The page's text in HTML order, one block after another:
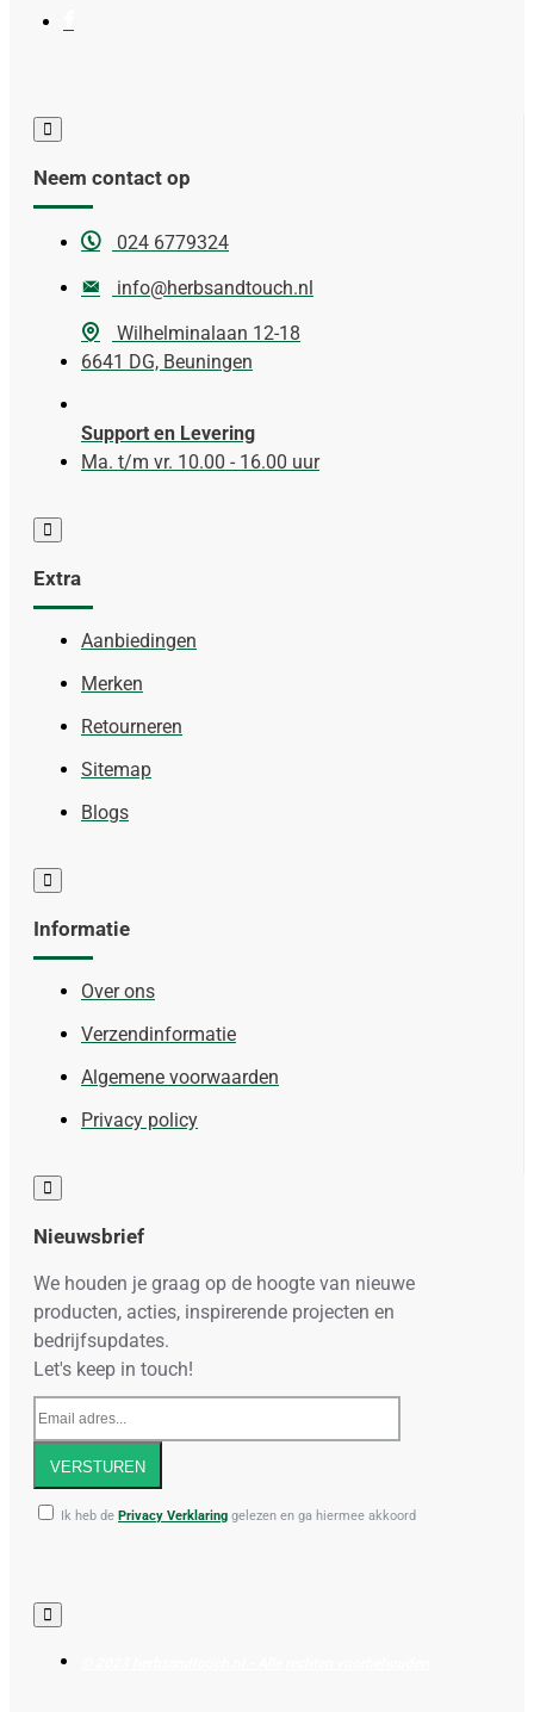
Neem contact op
024 6779324
info@herbsandtouch.nl
Wilhelminalaan 12-18
6641 DG, Beuningen
Support en Levering
Ma. t/m vr. 10.00 - 16.00 uur
Extra
Aanbiedingen
Merken
Retourneren
Sitemap
Blogs
Informatie
Over ons
Verzendinformatie
Algemene voorwaarden
Privacy policy
Nieuwsbrief
We houden je graag op de hoogte van nieuwe
producten, acties, inspirerende projecten en
bedrijfsupdates.
Let's keep in touch!
adres...
VERSTUREN
Ik heb de Privacy Verklaring gelezen en ga hiermee akkoord